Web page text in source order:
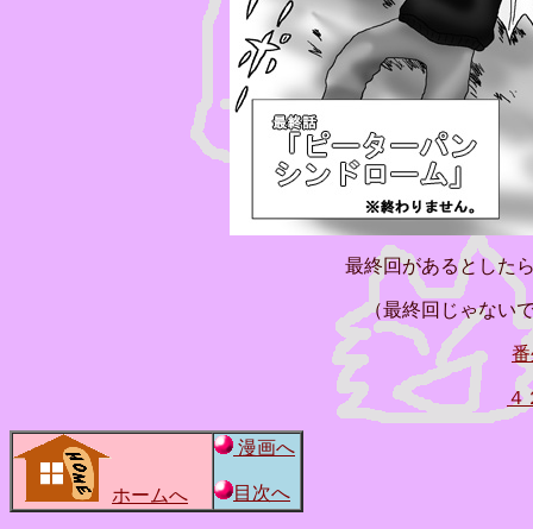
最終回があるとした
（最終回じゃ
ホームへ
漫画へ
目次へ